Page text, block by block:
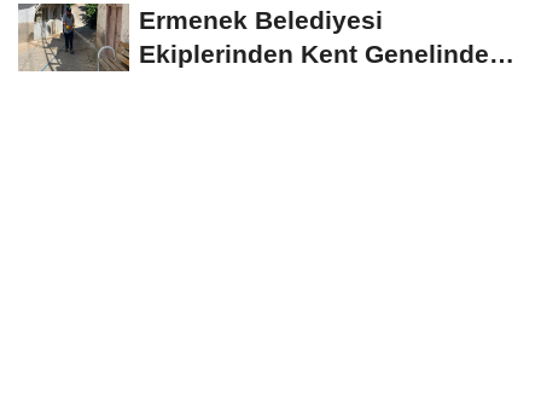
Ermenek Belediyesi
Ekiplerinden Kent Genelinde